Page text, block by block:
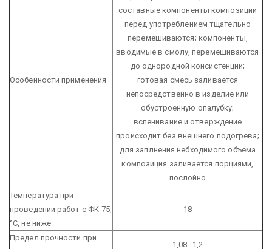
Особенности применения
составные компоненты композиции
перед употреблением тщательно
перемешиваются; компоненты,
вводимые в смолу, перемешиваются
до однородной консистенции;
готовая смесь заливается
непосредственно в изделие или
обустроенную опалубку;
вспенивание и отверждение
происходит без внешнего подогрева;
для заплнения небходимого объема
композиция заливается порциями,
послойно
Температура при
проведении работ с ФК-75,
°С, не ниже
18
Предел прочности при
1,08...1,2